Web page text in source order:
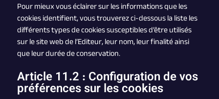
Pour mieux vous éclairer sur les informations que les
cookies identifient, vous trouverez ci-dessous la liste les
différents types de cookies susceptibles d’être utilisés
sur le site web de l’Editeur, leur nom, leur finalité ainsi
que leur durée de conservation.
Article 11.2 : Configuration de vos
préférences sur les cookies